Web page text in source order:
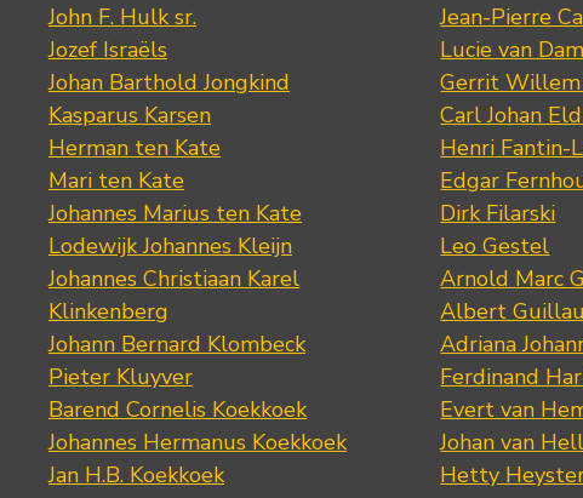
John F. Hulk sr.
Jozef Israëls
Johan Barthold Jongkind
Kasparus Karsen
Herman ten Kate
Mari ten Kate
Johannes Marius ten Kate
Lodewijk Johannes Kleijn
Johannes Christiaan Karel
Klinkenberg
Johann Bernard Klombeck
Pieter Kluyver
Barend Cornelis Koekkoek
Johannes Hermanus Koekkoek
Jan H.B. Koekkoek
Jean-Pierre
Lucie van
Gerrit Willem
Carl Johan
Henri Fantin-
Edgar
Dirk Filarski
Leo Gestel
Arnold Marc
Albert
Adriana
Ferdinand
Evert van
Johan van Hell
Hetty